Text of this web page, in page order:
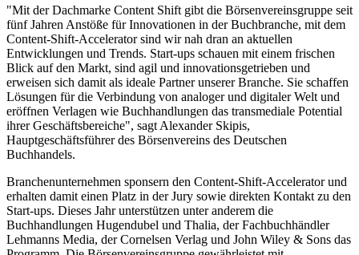
"Mit der Dachmarke Content Shift gibt die Börsenvereinsgruppe seit
fünf Jahren Anstöße für Innovationen in der Buchbranche, mit dem
Content-Shift-Accelerator sind wir nah dran an aktuellen
Entwicklungen und Trends. Start-ups schauen mit einem frischen
Blick auf den Markt, sind agil und innovationsgetrieben und
erweisen sich damit als ideale Partner unserer Branche. Sie schaffen
Lösungen für die Verbindung von analoger und digitaler Welt und
eröffnen Verlagen wie Buchhandlungen das transmediale Potential
ihrer Geschäftsbereiche", sagt Alexander Skipis,
Hauptgeschäftsführer des Börsenvereins des Deutschen
Buchhandels.
Branchenunternehmen sponsern den Content-Shift-Accelerator und
erhalten damit einen Platz in der Jury sowie direkten Kontakt zu den
Start-ups. Dieses Jahr unterstützen unter anderem die
Buchhandlungen Hugendubel und Thalia, der Fachbuchhändler
Lehmanns Media, der Cornelsen Verlag und John Wiley & Sons das